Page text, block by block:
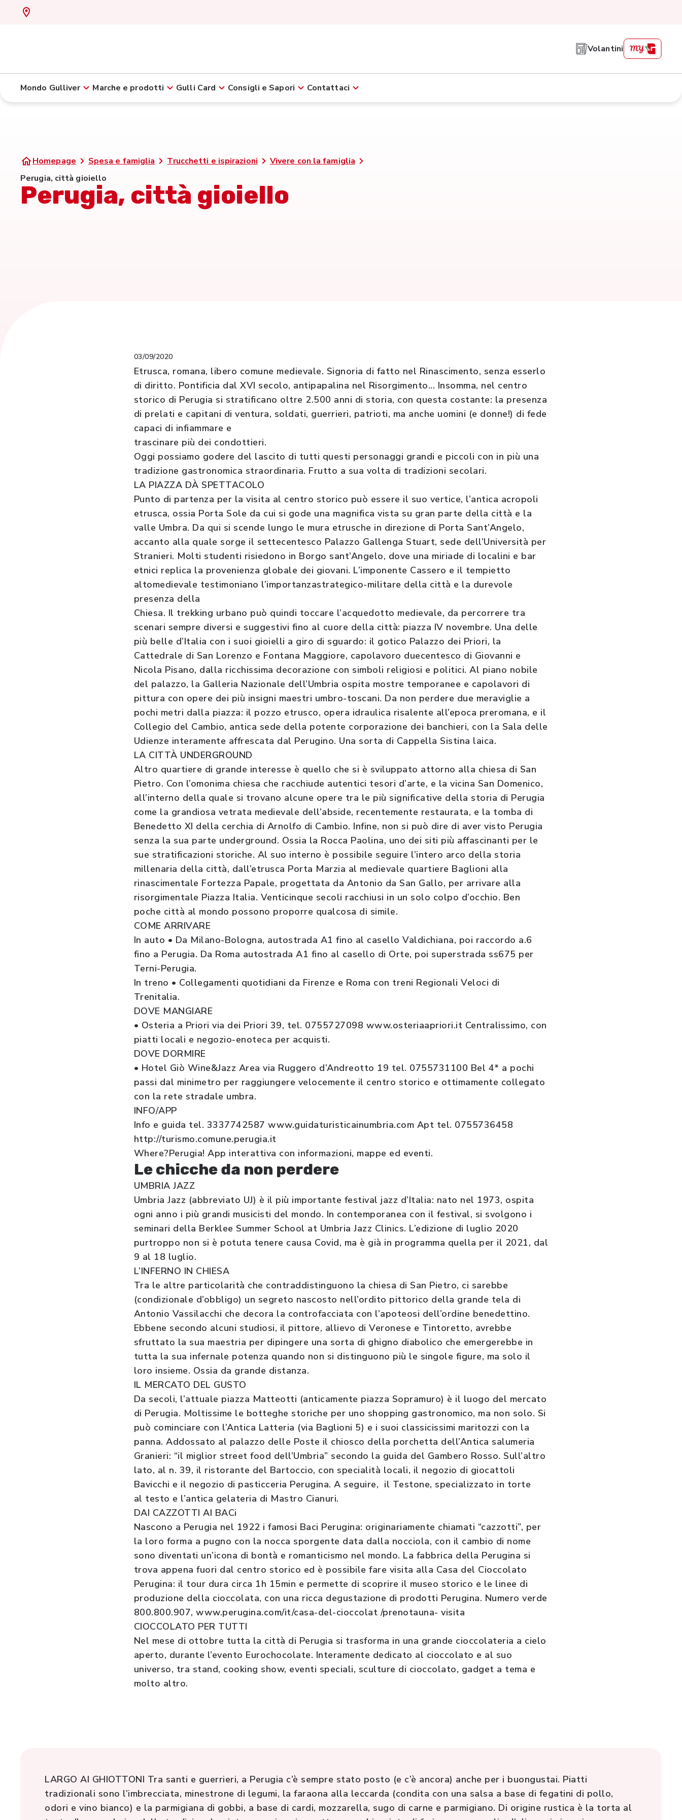
Volantini
Mondo Gulliver Marche e prodotti Gulli Card Consigli e Sapori Contattaci
Homepage Spesa e famiglia Trucchetti e ispirazioni
Vivere con la famiglia
Perugia, città gioiello
Perugia, città gioiello
03/09/2020
Etrusca, romana, libero comune medievale. Signoria di fatto nel Rinascimento, senza esserlo
di diritto. Pontificia dal XVI secolo, antipapalina nel Risorgimento... Insomma, nel centro
storico di Perugia si stratificano oltre 2.500 anni di storia, con questa costante: la presenza
di prelati e capitani di ventura, soldati, guerrieri, patrioti, ma anche uomini (e donne!) di fede
capaci di infiammare e
trascinare più dei condottieri.
Oggi possiamo godere del lascito di tutti questi personaggi grandi e piccoli con in più una
tradizione gastronomica straordinaria. Frutto a sua volta di tradizioni secolari.
LA PIAZZA DÀ SPETTACOLO
Punto di partenza per la visita al centro storico può essere il suo vertice, l’antica acropoli
etrusca, ossia Porta Sole da cui si gode una magnifica vista su gran parte della città e la
valle Umbra. Da qui si scende lungo le mura etrusche in direzione di Porta Sant’Angelo,
accanto alla quale sorge il settecentesco Palazzo Gallenga Stuart, sede dell’Università per
Stranieri. Molti studenti risiedono in Borgo sant’Angelo, dove una miriade di localini e bar
etnici replica la provenienza globale dei giovani. L’imponente Cassero e il tempietto
altomedievale testimoniano l’importanzastrategico-militare della città e la durevole
presenza della
Chiesa. Il trekking urbano può quindi toccare l’acquedotto medievale, da percorrere tra
scenari sempre diversi e suggestivi fino al cuore della città: piazza IV novembre. Una delle
più belle d’Italia con i suoi gioielli a giro di sguardo: il gotico Palazzo dei Priori, la
Cattedrale di San Lorenzo e Fontana Maggiore, capolavoro duecentesco di Giovanni e
Nicola Pisano, dalla ricchissima decorazione con simboli religiosi e politici. Al piano nobile
del palazzo, la Galleria Nazionale dell’Umbria ospita mostre temporanee e capolavori di
pittura con opere dei più insigni maestri umbro-toscani. Da non perdere due meraviglie a
pochi metri dalla piazza: il pozzo etrusco, opera idraulica risalente all’epoca preromana, e il
Collegio del Cambio, antica sede della potente corporazione dei banchieri, con la Sala delle
Udienze interamente affrescata dal Perugino. Una sorta di Cappella Sistina laica.
LA CITTÀ UNDERGROUND
Altro quartiere di grande interesse è quello che si è sviluppato attorno alla chiesa di San
Pietro. Con l’omonima chiesa che racchiude autentici tesori d’arte, e la vicina San Domenico,
all’interno della quale si trovano alcune opere tra le più significative della storia di Perugia
come la grandiosa vetrata medievale dell’abside, recentemente restaurata, e la tomba di
Benedetto XI della cerchia di Arnolfo di Cambio. Infine, non si può dire di aver visto Perugia
senza la sua parte underground. Ossia la Rocca Paolina, uno dei siti più affascinanti per le
sue stratificazioni storiche. Al suo interno è possibile seguire l’intero arco della storia
millenaria della città, dall’etrusca Porta Marzia al medievale quartiere Baglioni alla
rinascimentale Fortezza Papale, progettata da Antonio da San Gallo, per arrivare alla
risorgimentale Piazza Italia. Venticinque secoli racchiusi in un solo colpo d’occhio. Ben
poche città al mondo possono proporre qualcosa di simile.
COME ARRIVARE
In auto • Da Milano-Bologna, autostrada A1 fino al casello Valdichiana, poi raccordo a.6
fino a Perugia. Da Roma autostrada A1 fino al casello di Orte, poi superstrada ss675 per
Terni-Perugia.
In treno • Collegamenti quotidiani da Firenze e Roma con treni Regionali Veloci di
Trenitalia.
DOVE MANGIARE
• Osteria a Priori via dei Priori 39, tel. 0755727098 www.osteriaapriori.it Centralissimo, con
piatti locali e negozio-enoteca per acquisti.
DOVE DORMIRE
• Hotel Giò Wine&Jazz Area via Ruggero d’Andreotto 19 tel. 0755731100 Bel 4* a pochi
passi dal minimetro per raggiungere velocemente il centro storico e ottimamente collegato
con la rete stradale umbra.
INFO/APP
Info e guida tel. 3337742587 www.guidaturisticainumbria.com Apt tel. 0755736458
http://turismo.comune.perugia.it
Where?Perugia! App interattiva con informazioni, mappe ed eventi.
Le chicche da non perdere
UMBRIA JAZZ
Umbria Jazz (abbreviato UJ) è il più importante festival jazz d’Italia: nato nel 1973, ospita
ogni anno i più grandi musicisti del mondo. In contemporanea con il festival, si svolgono i
seminari della Berklee Summer School at Umbria Jazz Clinics. L’edizione di luglio 2020
purtroppo non si è potuta tenere causa Covid, ma è già in programma quella per il 2021, dal
9 al 18 luglio.
L’INFERNO IN CHIESA
Tra le altre particolarità che contraddistinguono la chiesa di San Pietro, ci sarebbe
(condizionale d’obbligo) un segreto nascosto nell’ordito pittorico della grande tela di
Antonio Vassilacchi che decora la controfacciata con l’apoteosi dell’ordine benedettino.
Ebbene secondo alcuni studiosi, il pittore, allievo di Veronese e Tintoretto, avrebbe
sfruttato la sua maestria per dipingere una sorta di ghigno diabolico che emergerebbe in
tutta la sua infernale potenza quando non si distinguono più le singole figure, ma solo il
loro insieme. Ossia da grande distanza.
IL MERCATO DEL GUSTO
Da secoli, l’attuale piazza Matteotti (anticamente piazza Sopramuro) è il luogo del mercato
di Perugia. Moltissime le botteghe storiche per uno shopping gastronomico, ma non solo. Si
può cominciare con l’Antica Latteria (via Baglioni 5) e i suoi classicissimi maritozzi con la
panna. Addossato al palazzo delle Poste il chiosco della porchetta dell’Antica salumeria
Granieri: “il miglior street food dell’Umbria” secondo la guida del Gambero Rosso. Sull’altro
lato, al n. 39, il ristorante del Bartoccio, con specialità locali, il negozio di giocattoli
Bavicchi e il negozio di pasticceria Perugina. A seguire, il Testone, specializzato in torte
al testo e l’antica gelateria di Mastro Cianuri.
DAI CAZZOTTI AI BACi
Nascono a Perugia nel 1922 i famosi Baci Perugina: originariamente chiamati “cazzotti”, per
la loro forma a pugno con la nocca sporgente data dalla nocciola, con il cambio di nome
sono diventati un’icona di bontà e romanticismo nel mondo. La fabbrica della Perugina si
trova appena fuori dal centro storico ed è possibile fare visita alla Casa del Cioccolato
Perugina: il tour dura circa 1h 15min e permette di scoprire il museo storico e le linee di
produzione della cioccolata, con una ricca degustazione di prodotti Perugina. Numero verde
800.800.907, www.perugina.com/it/casa-del-cioccolat /prenotauna- visita
CIOCCOLATO PER TUTTI
Nel mese di ottobre tutta la città di Perugia si trasforma in una grande cioccolateria a cielo
aperto, durante l’evento Eurochocolate. Interamente dedicato al cioccolato e al suo
universo, tra stand, cooking show, eventi speciali, sculture di cioccolato, gadget a tema e
molto altro.
LARGO AI GHIOTTONI Tra santi e guerrieri, a Perugia c’è sempre stato posto (e c’è ancora) anche per i buongustai. Piatti
tradizionali sono l’imbrecciata, minestrone di legumi, la faraona alla leccarda (condita con una salsa a base di fegatini di pollo,
odori e vino bianco) e la parmigiana di gobbi, a base di cardi, mozzarella, sugo di carne e parmigiano. Di origine rustica è la torta al